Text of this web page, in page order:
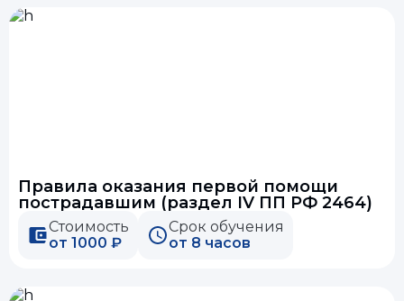
Правила оказания первой помощи
пострадавшим (раздел IV ПП РФ 2464)
Стоимость
от 1000 ₽
Срок обучения
от 8 часов